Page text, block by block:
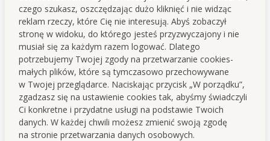
czego szukasz, oszczędzając dużo kliknięć i nie widząc
reklam rzeczy, które Cię nie interesują. Abyś zobaczył
stronę w widoku, do którego jesteś przyzwyczajony i nie
musiał się za każdym razem logować. Dlatego
potrzebujemy Twojej zgody na przetwarzanie cookies-
małych plików, które są tymczasowo przechowywane
w Twojej przeglądarce. Naciskając przycisk „W porządku”,
zgadzasz się na ustawienie cookies tak, abyśmy świadczyli
Ci konkretne i przydatne usługi na podstawie Twoich
danych. W każdej chwili możesz zmienić swoją zgodę
na stronie przetwarzania danych osobowych.
automatycznie dodany do Twojego zamówienia po
05.09.2026 r.
Do kiedy możesz go wybrać:prezent możesz wybrać w
koszyku aż do 31.10.2026 r.
Informowanie:o spełnieniu warunków poinformujemy
Cię e-mailem.
Śledzenie: swoje bieżące postępy i obrót możesz w
każdej chwili sprawdzić w swoim profilu (MENU: Akcja
lato 2026).